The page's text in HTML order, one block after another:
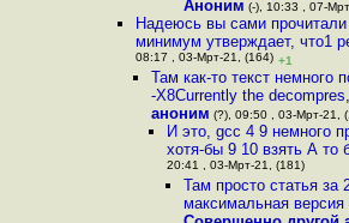
Аноним (-), 10:33 , 07-
Надеюсь вы сами прочитали
минимум утверждает, что1
08:17 , 03-Мрт-21, (164) +1
Там как-то текст немного
-X8Currently the decompres,
аноним (?), 09:50 , 03-Мрт-21,
И это, gcc 4 9 немного
хотя-бы 9 10 взять А то
20:41 , 03-Мрт-21, (181)
Там просто статья за
максимальная